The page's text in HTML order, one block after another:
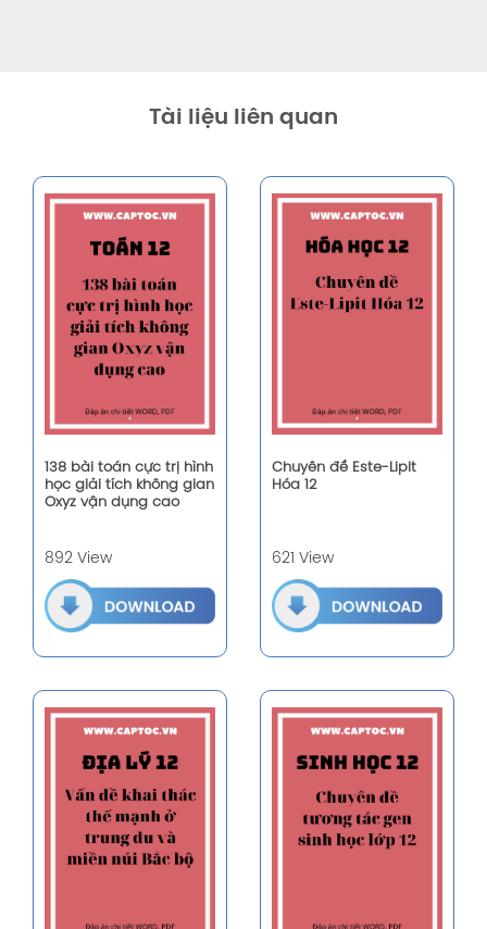
Tài liệu liên quan
138 bài toán cực trị hình
học giải tích không gian
Oxyz vận dụng cao
892 View
Chuyên đề Este-Lipit
Hóa 12
621 View